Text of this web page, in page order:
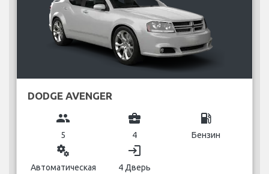
DODGE AVENGER
group
5
business_center
4
local_gas_station
Бензин
miscellaneous_services
Автоматическая
login
4 Дверь